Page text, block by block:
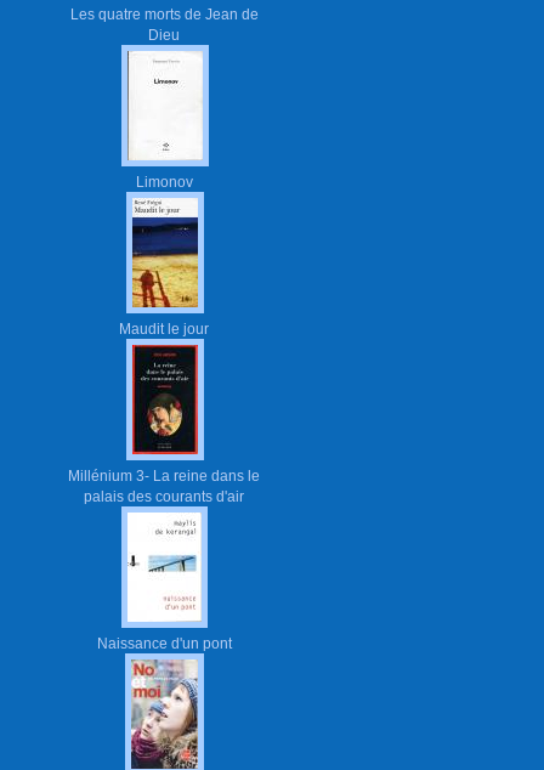
Les quatre morts de Jean de
Dieu
Limonov
Maudit le jour
Millénium 3- La reine dans le
palais des courants d'air
Naissance d'un pont